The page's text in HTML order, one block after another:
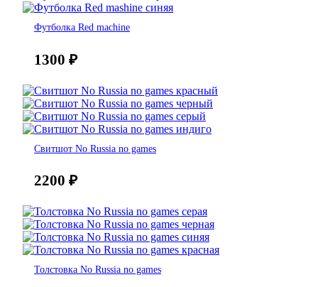
Футболка Red machine
1300 ₽
Свитшот No Russia no games
2200 ₽
Толстовка No Russia no games